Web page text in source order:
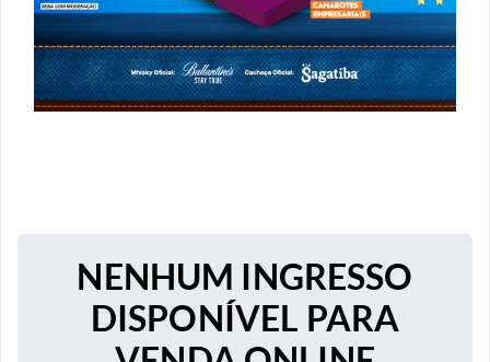
NENHUM INGRESSO
DISPONÍVEL PARA